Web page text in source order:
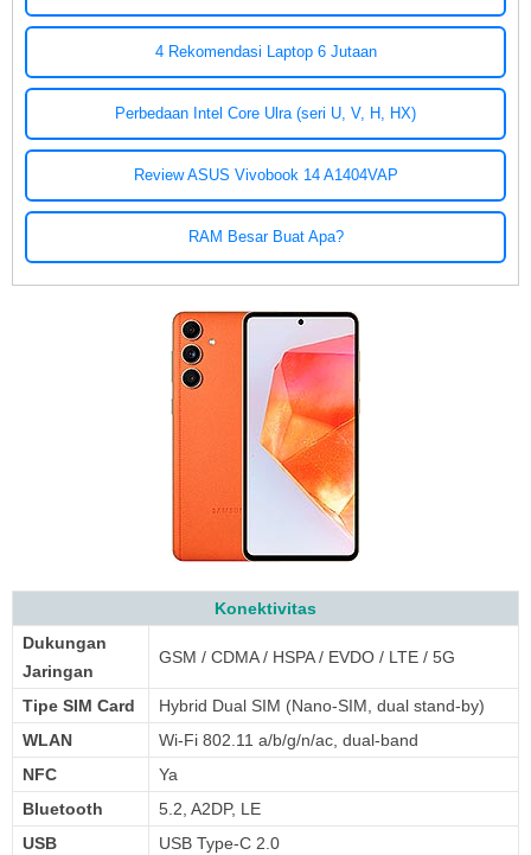
4 Rekomendasi Laptop 6 Jutaan
Perbedaan Intel Core Ulra (seri U, V, H, HX)
Review ASUS Vivobook 14 A1404VAP
RAM Besar Buat Apa?
Konektivitas
Dukungan
Jaringan
GSM / CDMA / HSPA / EVDO / LTE / 5G
Tipe SIM Card
Hybrid Dual SIM (Nano-SIM, dual stand-by)
WLAN
Wi-Fi 802.11 a/b/g/n/ac, dual-band
NFC
Ya
Bluetooth
5.2, A2DP, LE
USB
USB Type-C 2.0